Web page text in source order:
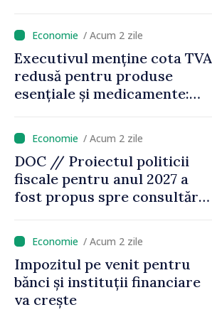
/ Acum 2 zile
Executivul menține cota TVA
redusă pentru produse
esențiale și medicamente:
pe seama consumului de
bază al oamenilor”
/ Acum 2 zile
DOC // Proiectul politicii
fiscale pentru anul 2027 a
fost propus spre consultări
/ Acum 2 zile
Impozitul pe venit pentru
bănci și instituții financiare
va crește